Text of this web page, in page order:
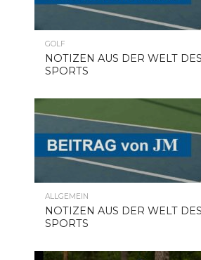
GOLF
NOTIZEN AUS DER WELT DES
SPORTS
ALLGEMEIN
NOTIZEN AUS DER WELT DES
SPORTS